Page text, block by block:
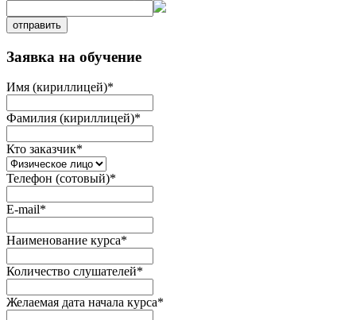
отправить
Заявка на обучение
Имя (кириллицей)*
Фамилия (кириллицей)*
Кто заказчик*
Телефон (сотовый)*
E-mail*
Наименование курса*
Количество слушателей*
Желаемая дата начала курса*